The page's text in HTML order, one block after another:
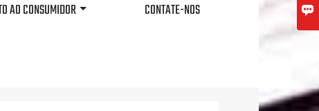

AO CONSUMIDOR CONTATE-NOS